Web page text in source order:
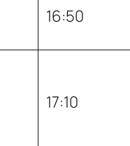
16:50
17:10